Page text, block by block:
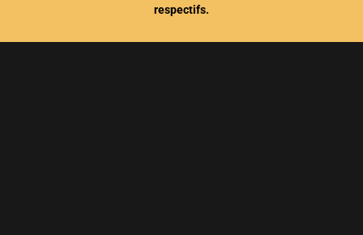
respectifs.